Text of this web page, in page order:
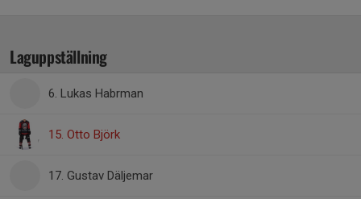
Laguppställning
6. Lukas Habrman
15. Otto Björk
17. Gustav Däljemar